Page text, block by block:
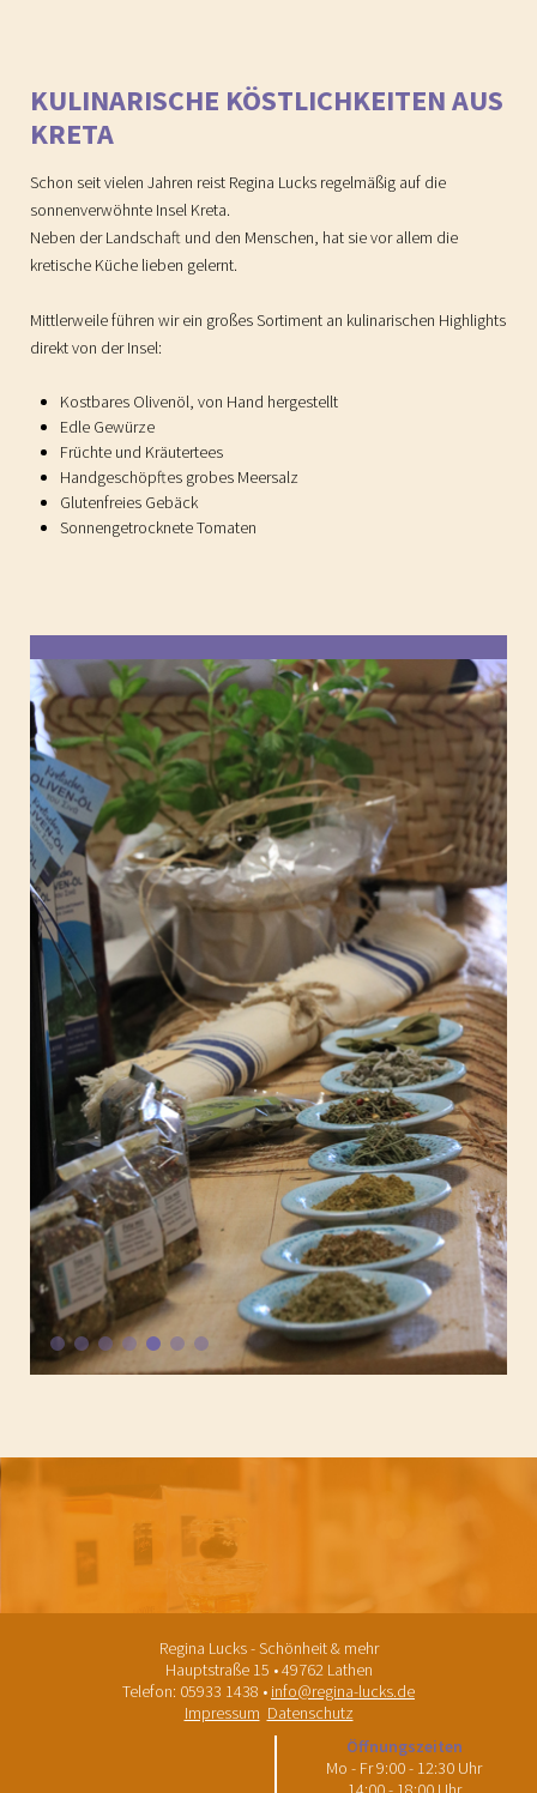
KULINARISCHE KÖSTLICHKEITEN AUS
KRETA
Schon seit vielen Jahren reist Regina Lucks regelmäßig auf die
sonnenverwöhnte Insel Kreta.
Neben der Landschaft und den Menschen, hat sie vor allem die
kretische Küche lieben gelernt.
Mittlerweile führen wir ein großes Sortiment an kulinarischen Highlights
direkt von der Insel:
Kostbares Olivenöl, von Hand hergestellt
Edle Gewürze
Früchte und Kräutertees
Handgeschöpftes grobes Meersalz
Glutenfreies Gebäck
Sonnengetrocknete Tomaten
Regina Lucks - Schönheit & mehr
Hauptstraße 15 • 49762 Lathen
Telefon: 05933 1438 • info@regina-lucks.de
Impressum Datenschutz
Öffnungszeiten
Mo - Fr 9:00 - 12:30 Uhr